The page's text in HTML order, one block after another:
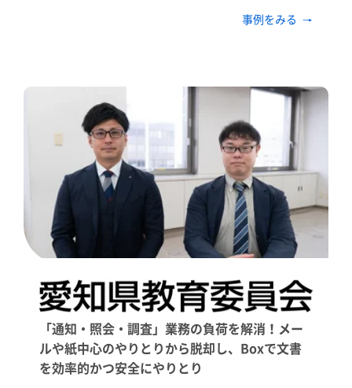
事例をみる
「通知・照会・調査」業務の負荷を解消！メー
ルや紙中心のやりとりから脱却し、Boxで文書
を効率的かつ安全にやりとり